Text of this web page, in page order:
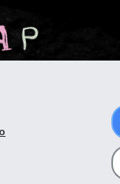
in the image.